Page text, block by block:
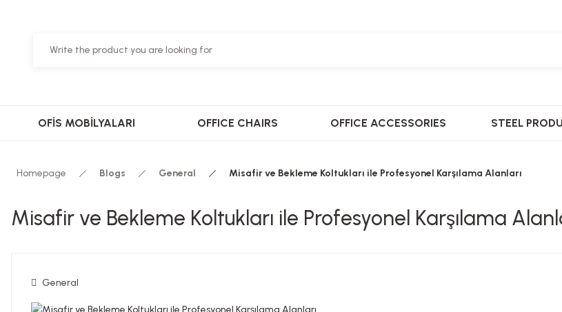
OFİS MOBİLYALARI OFFICE CHAIRS OFFICE ACCESSORIES STEEL
Homepage Blogs General Misafir ve Bekleme Koltukları ile Profesyonel Karşılama Alanları
Misafir ve Bekleme Koltukları ile Profesyonel Karşılama
General